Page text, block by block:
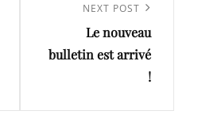
NEXT POST
Le nouveau
bulletin est arrivé
!